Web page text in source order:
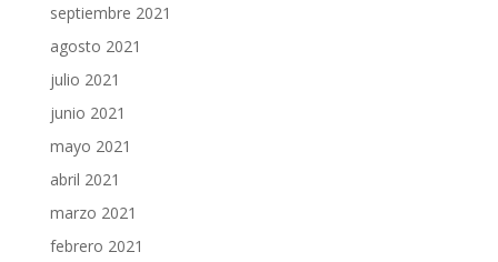
septiembre 2021
agosto 2021
julio 2021
junio 2021
mayo 2021
abril 2021
marzo 2021
febrero 2021